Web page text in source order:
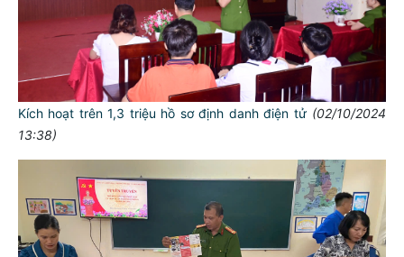
Kích hoạt trên 1,3 triệu hồ sơ định danh điện tử (02/10/2024
13:38)